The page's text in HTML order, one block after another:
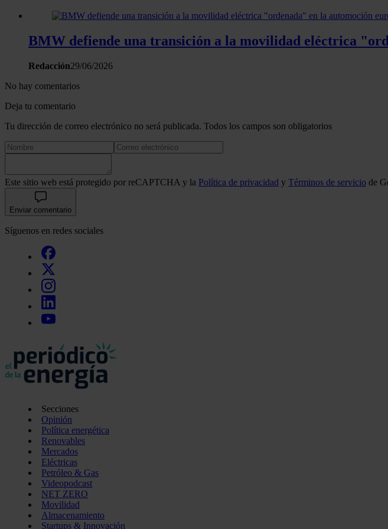
BMW defiende una transición a la movilidad eléctrica
Redacción29/06/2026
No hay comentarios
Deja tu comentario
Tu dirección de correo electrónico no será publicada. Todos los campos son obligatorios
Este sitio web está protegido por reCAPTCHA y la Política de privacidad y Términos de servicio de
Enviar comentario
Síguenos en redes sociales
Secciones
Opinión
Política energética
Renovables
Mercados
Eléctricas
Petróleo & Gas
Videopodcast
NET ZERO
Movilidad
Almacenamiento
Startups & Innovación